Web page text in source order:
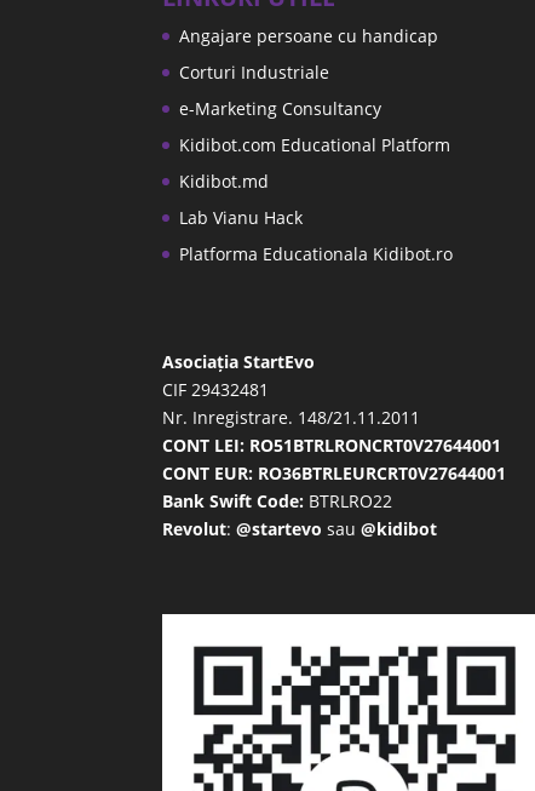
Angajare persoane cu handicap
Corturi Industriale
e-Marketing Consultancy
Kidibot.com Educational Platform
Kidibot.md
Lab Vianu Hack
Platforma Educationala Kidibot.ro
Asociația StartEvo
CIF 29432481
Nr. Inregistrare. 148/21.11.2011
CONT LEI: RO51BTRLRONCRT0V27644001
CONT EUR: RO36BTRLEURCRT0V27644001
Bank Swift Code: BTRLRO22
Revolut:@startevo sau@kidibot